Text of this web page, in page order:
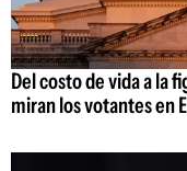
Del costo de vida a la
miran los votantes en